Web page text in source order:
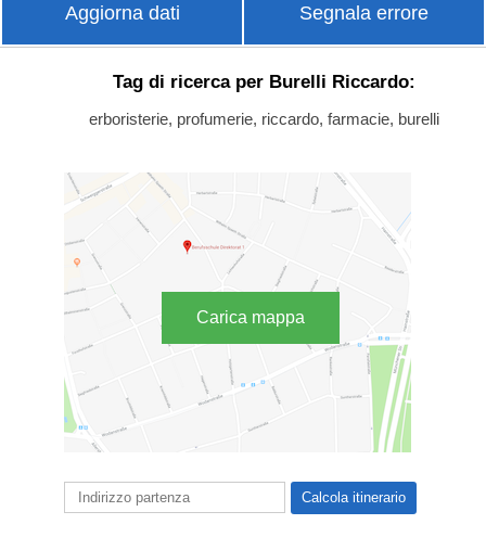
Aggiorna dati Segnala errore
Tag di ricerca per Burelli Riccardo:
erboristerie, profumerie, riccardo, farmacie, burelli
Carica mappa